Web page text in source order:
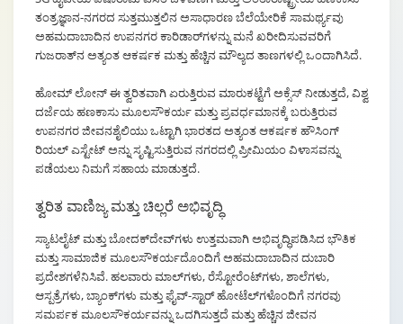
ತಂತ್ರಜ್ಞಾನ-ನಗರದ ಸುತ್ತಮುತ್ತಲಿನ ಅಸಾಧಾರಣ ಬೆಲೆಯೇರಿಕೆ ಸಾಮರ್ಥ್ಯವು
ಅಹಮದಾಬಾದಿನ ಉಪನಗರ ಕಾರಿಡಾರ್‌ಗಳನ್ನು ಮನೆ ಖರೀದಿಸುವವರಿಗೆ
ಗುಜರಾತ್‌ನ ಅತ್ಯಂತ ಆಕರ್ಷಕ ಮತ್ತು ಹೆಚ್ಚಿನ ಮೌಲ್ಯದ ತಾಣಗಳಲ್ಲಿ ಒಂದಾಗಿಸಿದೆ.
ಹೋಮ್ ಲೋನ್ ಈ ತ್ವರಿತವಾಗಿ ಏರುತ್ತಿರುವ ಮಾರುಕಟ್ಟೆಗೆ ಅಕ್ಸೆಸ್ ನೀಡುತ್ತದೆ, ವಿಶ್ವ
ದರ್ಜೆಯ ಹಣಕಾಸು ಮೂಲಸೌಕರ್ಯ ಮತ್ತು ಪ್ರವರ್ಧಮಾನಕ್ಕೆ ಬರುತ್ತಿರುವ
ಉಪನಗರ ಜೀವನಶೈಲಿಯು ಒಟ್ಟಾಗಿ ಭಾರತದ ಅತ್ಯಂತ ಆಕರ್ಷಕ ಹೌಸಿಂಗ್
ರಿಯಲ್ ಎಸ್ಟೇಟ್ ಅನ್ನು ಸೃಷ್ಟಿಸುತ್ತಿರುವ ನಗರದಲ್ಲಿ ಪ್ರೀಮಿಯಂ ವಿಳಾಸವನ್ನು
ಪಡೆಯಲು ನಿಮಗೆ ಸಹಾಯ ಮಾಡುತ್ತದೆ.
ತ್ವರಿತ ವಾಣಿಜ್ಯ ಮತ್ತು ಚಿಲ್ಲರೆ ಅಭಿವೃದ್ಧಿ
ಸ್ಯಾಟಲೈಟ್ ಮತ್ತು ಬೋದಕ್‌ದೇವ್‌‌ಗಳು ಉತ್ತಮವಾಗಿ ಅಭಿವೃದ್ಧಿಪಡಿಸಿದ ಭೌತಿಕ
ಮತ್ತು ಸಾಮಾಜಿಕ ಮೂಲಸೌಕರ್ಯದೊಂದಿಗೆ ಅಹಮದಾಬಾದಿನ ದುಬಾರಿ
ಪ್ರದೇಶಗಳೆನಿಸಿವೆ. ಹಲವಾರು ಮಾಲ್‌ಗಳು, ರೆಸ್ಟೋರೆಂಟ್‌ಗಳು, ಶಾಲೆಗಳು,
ಆಸ್ಪತ್ರೆಗಳು, ಬ್ಯಾಂಕ್‌ಗಳು ಮತ್ತು ಫೈವ್-ಸ್ಟಾರ್ ಹೋಟೆಲ್‌ಗಳೊಂದಿಗೆ ನಗರವು
ಸಮರ್ಪಕ ಮೂಲಸೌಕರ್ಯವನ್ನು ಒದಗಿಸುತ್ತದೆ ಮತ್ತು ಹೆಚ್ಚಿನ ಜೀವನ